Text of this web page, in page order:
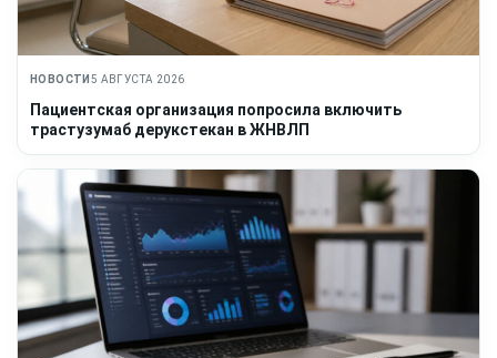
НОВОСТИ 5 АВГУСТА 2026
Пациентская организация попросила включить
трастузумаб дерукстекан в ЖНВЛП